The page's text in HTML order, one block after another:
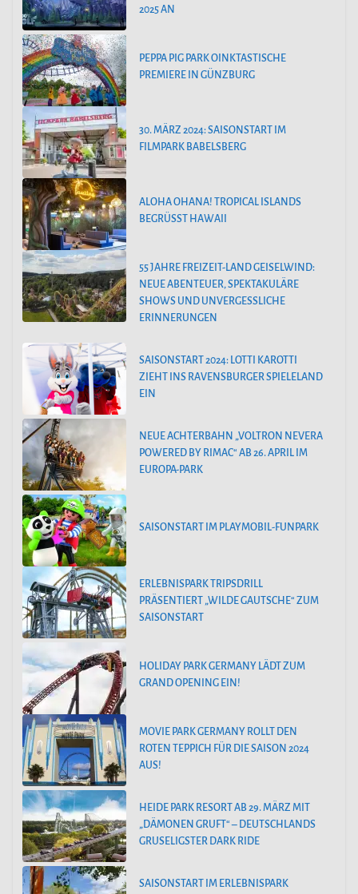
025 AN
PEPPA PIG PARK OINKTASTISCHE
PREMIERE IN GÜNZBURG
30. MÄRZ 2024: SAISONSTART IM
FILMPARK BABELSBERG
ALOHA OHANA! TROPICAL ISLANDS
BEGRÜSST HAWAII
55 JAHRE FREIZEIT-LAND GEISELWIND:
NEUE ABENTEUER, SPEKTAKULÄRE
SHOWS UND UNVERGESSLICHE
ERINNERUNGEN
SAISONSTART 2024: LOTTI KAROTTI
ZIEHT INS RAVENSBURGER SPIELELAND
EIN
NEUE ACHTERBAHN „VOLTRON NEVERA
POWERED BY RIMAC“ AB 26. APRIL IM
EUROPA-PARK
SAISONSTART IM PLAYMOBIL-FUNPARK
ERLEBNISPARK TRIPSDRILL
PRÄSENTIERT „WILDE GAUTSCHE“ ZUM
SAISONSTART
HOLIDAY PARK GERMANY LÄDT ZUM
GRAND OPENING EIN!
MOVIE PARK GERMANY ROLLT DEN
ROTEN TEPPICH FÜR DIE SAISON 2024
AUS!
HEIDE PARK RESORT AB 29. MÄRZ MIT
„DÄMONEN GRUFT“ – DEUTSCHLANDS
GRUSELIGSTER DARK RIDE
SAISONSTART IM ERLEBNISPARK